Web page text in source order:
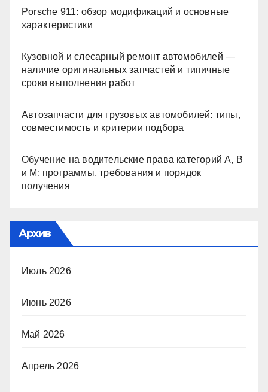
Porsche 911: обзор модификаций и основные
характеристики
Кузовной и слесарный ремонт автомобилей —
наличие оригинальных запчастей и типичные
сроки выполнения работ
Автозапчасти для грузовых автомобилей: типы,
совместимость и критерии подбора
Обучение на водительские права категорий A, B
и M: программы, требования и порядок
получения
Архив
Июль 2026
Июнь 2026
Май 2026
Апрель 2026